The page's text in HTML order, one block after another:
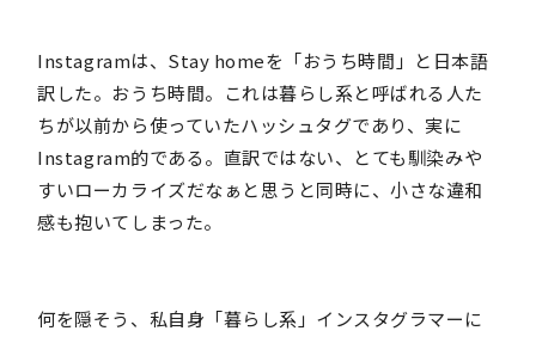
Instagramは、Stay homeを「おうち時間」と日本語
訳した。おうち時間。これは暮らし系と呼ばれる人た
ちが以前から使っていたハッシュタグであり、実に
Instagram的である。直訳ではない、とても馴染みや
すいローカライズだなぁと思うと同時に、小さな違和
感も抱いてしまった。
何を隠そう、私自身「暮らし系」インスタグラマーに